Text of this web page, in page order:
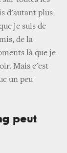
d'autant plus
je suis de
de la
là que je
Mais c'est
un peu
peut